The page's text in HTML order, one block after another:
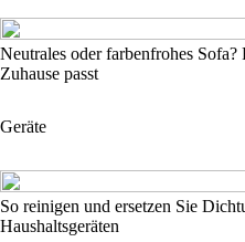
Neutrales oder farbenfrohes
Zuhause passt
Geräte
So reinigen und ersetzen Sie
Haushaltsgeräten